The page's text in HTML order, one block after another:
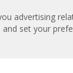
advertising
set your